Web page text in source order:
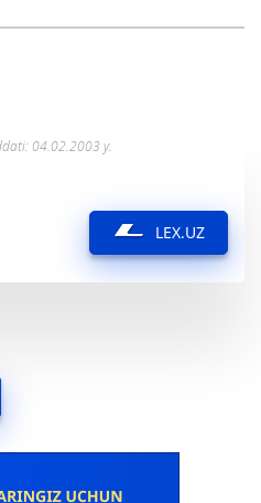
04.02.2003 y.
LEX.UZ